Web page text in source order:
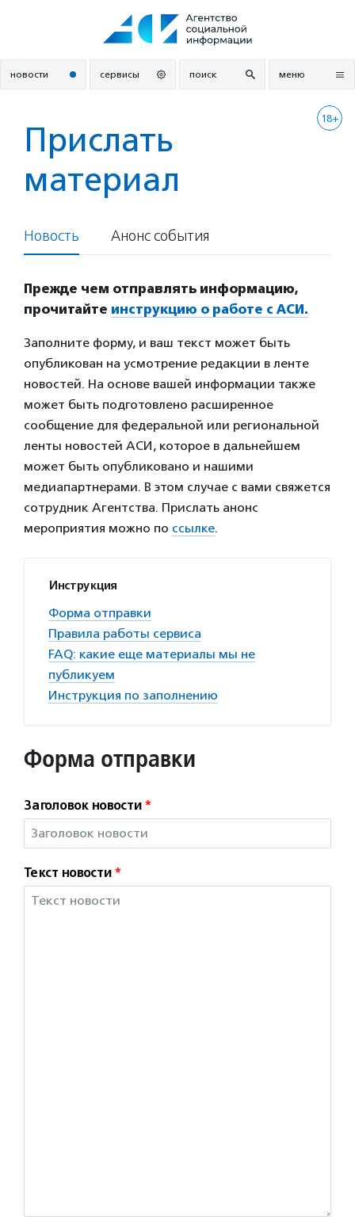
новости сервисы поиск меню
18+
Прислать
материал
Новость Анонс события
Прежде чем отправлять информацию,
прочитайте инструкцию о работе с АСИ.
Заполните форму, и ваш текст может быть
опубликован на усмотрение редакции в ленте
новостей. На основе вашей информации также
может быть подготовлено расширенное
сообщение для федеральной или региональной
ленты новостей АСИ, которое в дальнейшем
может быть опубликовано и нашими
медиапартнерами. В этом случае с вами свяжется
сотрудник Агентства. Прислать анонс
мероприятия можно по ссылке.
Инструкция
Форма отправки
Правила работы сервиса
FAQ: какие еще материалы мы не
публикуем
Инструкция по заполнению
Форма отправки
Заголовок новости *
Текст новости *